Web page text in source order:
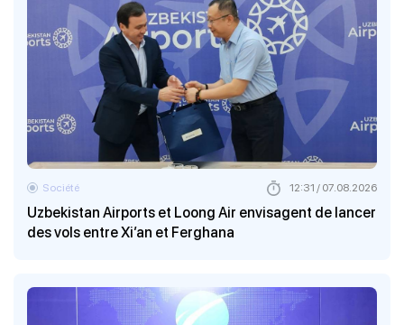
Uzbekistan Airports et Loong Air envisagent de lancer
des vols entre Xi’an et Ferghana
Société 12:31 / 07.08.2026